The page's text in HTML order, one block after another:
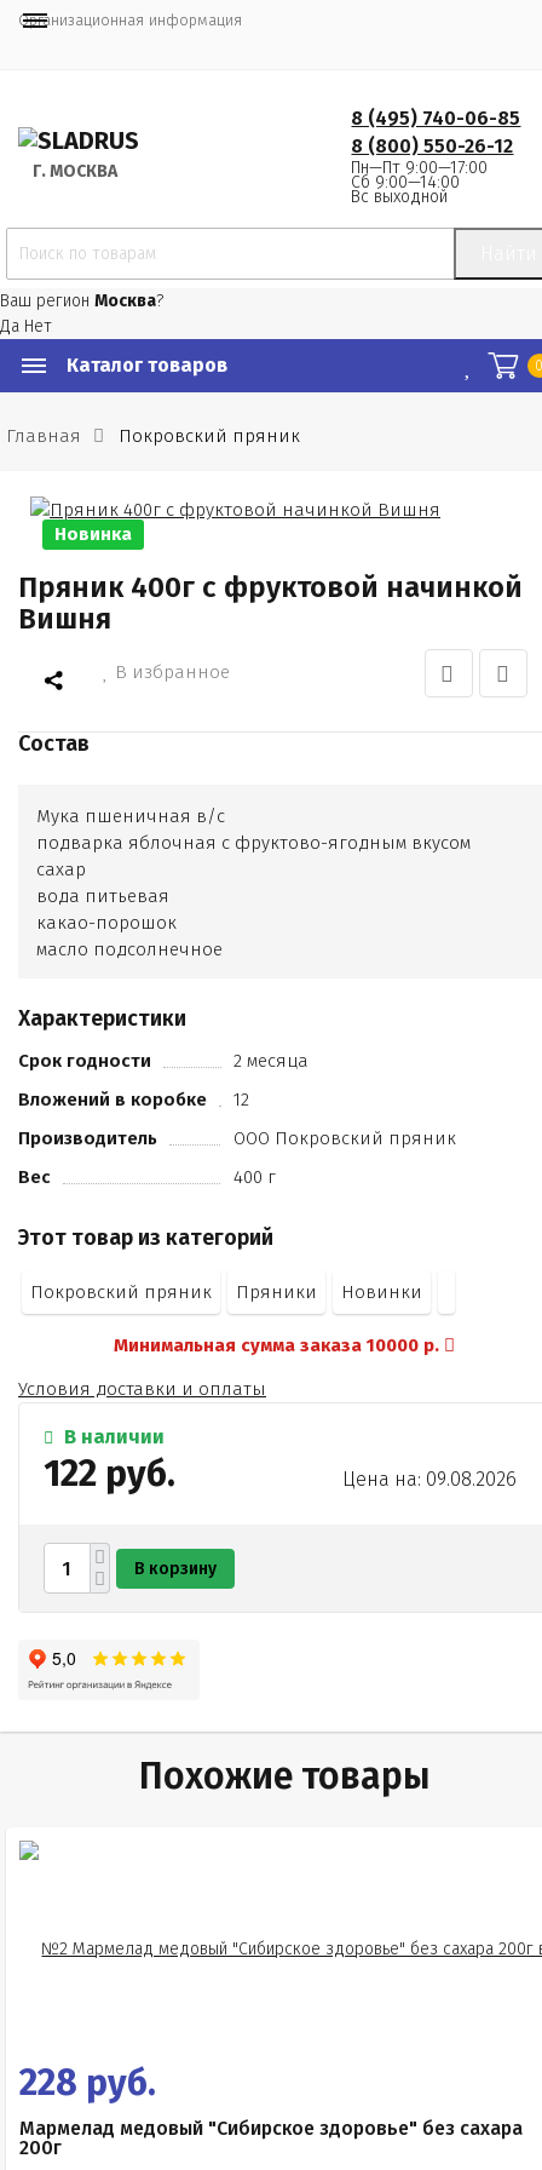
Организационная информация
Г. МОСКВА
8 (495) 740-06-85
8 (800) 550-26-12
Пн—Пт 9:00—17:00
Сб 9:00—14:00
Вс выходной
Ваш регион Москва?
Да Нет
Каталог товаров
Главная Покровский пряник
Новинка
Пряник 400г с фруктовой начинкой
Вишня
В избранное
Состав
Мука пшеничная в/с
подварка яблочная с фруктово-ягодным вкусом
сахар
вода питьевая
какао-порошок
масло подсолнечное
порошок)
регулятор кислотности (лимонная кислота)
соль.
Характеристики
Срок годности
2 месяца
Вложений в коробке
12
Производитель
ООО Покровский пряник
Вес
400 г
Этот товар из категорий
Покровский пряник Пряники Новинки
Минимальная сумма заказа 10000 р.
Условия доставки и оплаты
В наличии
122 руб. Цена на: 09.08.2026
В корзину
Похожие товары
228 руб.
Мармелад медовый "Сибирское здоровье" без сахара
200г